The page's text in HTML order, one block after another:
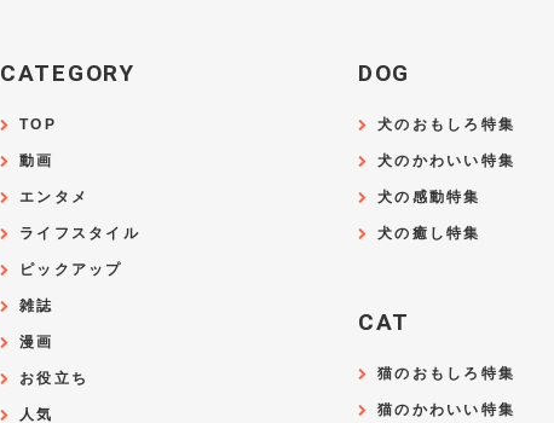
CATEGORY
TOP
動画
エンタメ
ライフスタイル
ピックアップ
雑誌
漫画
お役立ち
人気
DOG
犬のおもしろ特集
犬のかわいい特集
犬の感動特集
犬の癒し特集
CAT
猫のおもしろ特集
猫のかわいい特集